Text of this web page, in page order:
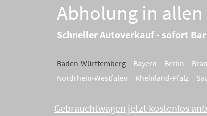
Abholung in
Schneller Autoverkauf - sofort
Baden-Württemberg Bayern Berlin
Nordrhein-Westfalen
Rheinland-Pfalz
Gebrauchtwagen jetzt kostenlos